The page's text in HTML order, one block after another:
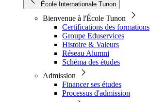
École Internationale Tunon
Bienvenue à l'École Tunon
Certifications des formations
Groupe Eduservices
Histoire & Valeurs
Réseau Alumni
Schéma des études
Admission
Financer ses études
Processus d'admission